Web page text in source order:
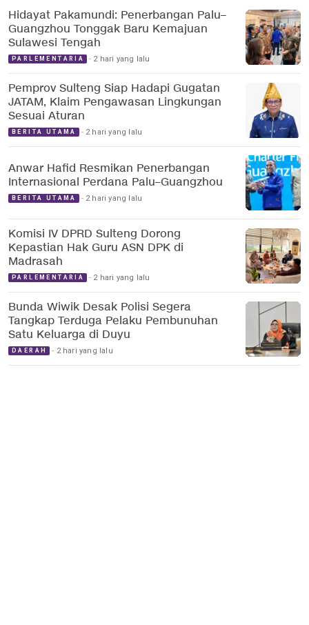
Hidayat Pakamundi: Penerbangan Palu–
Guangzhou Tonggak Baru Kemajuan
Sulawesi Tengah
PARLEMENTARIA 2 hari yang lalu
Pemprov Sulteng Siap Hadapi Gugatan
JATAM, Klaim Pengawasan Lingkungan
Sesuai Aturan
BERITA UTAMA 2 hari yang lalu
Anwar Hafid Resmikan Penerbangan
Internasional Perdana Palu–Guangzhou
BERITA UTAMA 2 hari yang lalu
Komisi IV DPRD Sulteng Dorong
Kepastian Hak Guru ASN DPK di
Madrasah
PARLEMENTARIA 2 hari yang lalu
Bunda Wiwik Desak Polisi Segera
Tangkap Terduga Pelaku Pembunuhan
Satu Keluarga di Duyu
DAERAH 2 hari yang lalu